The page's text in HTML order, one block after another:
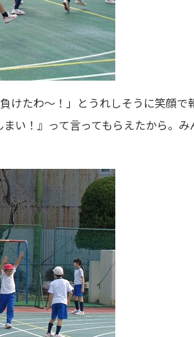
けたわ～！」とうれしそうに笑顔
い！』って言ってもらえたから。